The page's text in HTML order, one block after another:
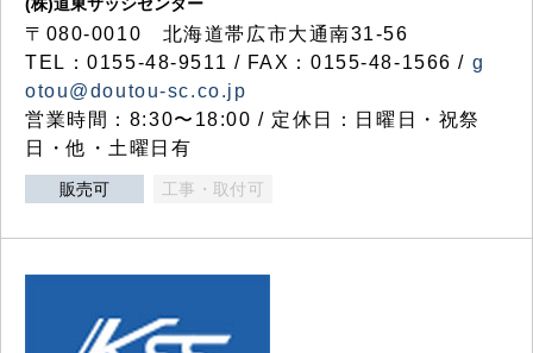
〒080-0010 北海道帯広市大通南31-56
TEL：0155-48-9511 / FAX：0155-48-1566 / g
otou@doutou-sc.co.jp
営業時間：8:30〜18:00 / 定休日：日曜日・祝祭
日・他・土曜日有
販売可 工事・取付可